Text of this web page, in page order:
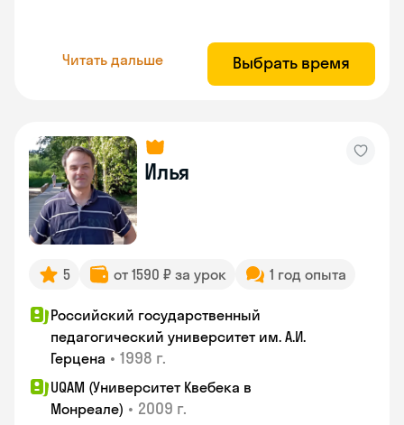
Читать дальше Выбрать время
Илья
5 от 1590 ₽ за урок 1 год опыта
Российский государственный
педагогический университет им. А.И.
Герцена • 1998 г.
UQAM (Университет Квебека в
Монреале) • 2009 г.